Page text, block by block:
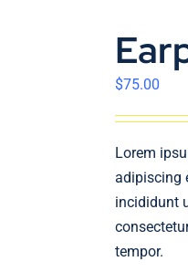
$75.00
Lorem
adipiscing
incididunt
tempor.